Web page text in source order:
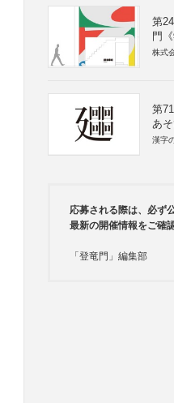
第
門
株式
第
あ
漢字
応募される際は、必ず
最新の開催情報をご確
「登竜門」編集部